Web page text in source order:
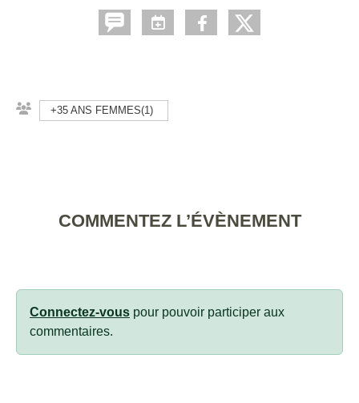
+35 ANS FEMMES(1)
COMMENTEZ L’ÉVÈNEMENT
Connectez-vous pour pouvoir participer aux
commentaires.